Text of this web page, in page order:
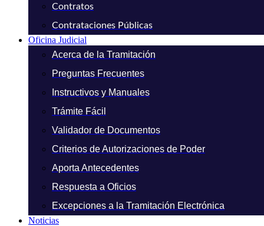
Contratos
Contrataciones Públicas
Oficina Judicial
Acerca de la Tramitación
Preguntas Frecuentes
Instructivos y Manuales
Trámite Fácil
Validador de Documentos
Criterios de Autorizaciones de Poder
Aporta Antecedentes
Respuesta a Oficios
Excepciones a la Tramitación Electrónica
Noticias